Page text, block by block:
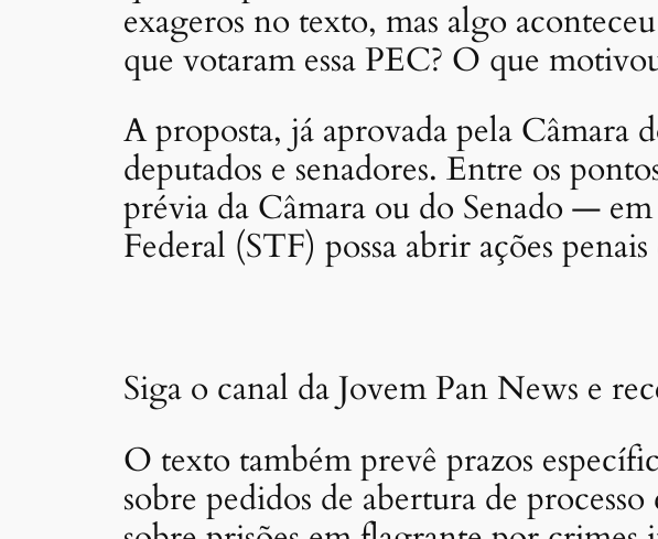
exageros no texto, mas algo
que votaram essa PEC? O que
A proposta, já aprovada pela Câmara
deputados e senadores. Entre os
prévia da Câmara ou do Senado —
Federal (STF) possa abrir ações
Siga o canal da Jovem Pan News e
O texto também prevê prazos
sobre pedidos de abertura de